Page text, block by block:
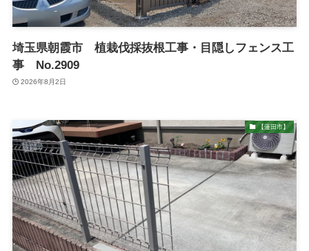
埼玉県朝霞市 植栽伐採抜根工事・目隠しフェンス工
事 No.2909
2026年8月2日
【蓮田市】